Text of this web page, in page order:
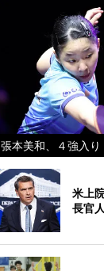
張本美和、４強入り
米上
長官